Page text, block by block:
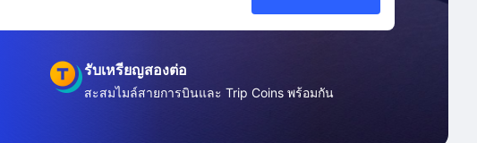
รับเหรียญสองต่อ
สะสมไมล์สายการบินและ Trip Coins พร้อมกัน